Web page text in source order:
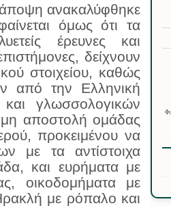
ανακαλύφθηκε
όμως ότι τα
έρευνες και
δείχνουν
στοιχείου, καθώς
από την Ελληνική
γλωσσολογικών
αποστολή ομάδας
προκειμένου να
με τα αντίστοιχα
και ευρήματα με
οικοδομήματα με
με ρόπαλο και